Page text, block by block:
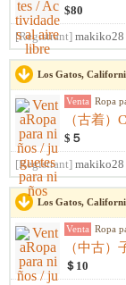
$80
[Registrant] makiko28
Los Gatos,
Venta Ropa
（古着）
$５
[Registrant] makiko28
Los Gatos,
Venta Ropa
（中古
＄10